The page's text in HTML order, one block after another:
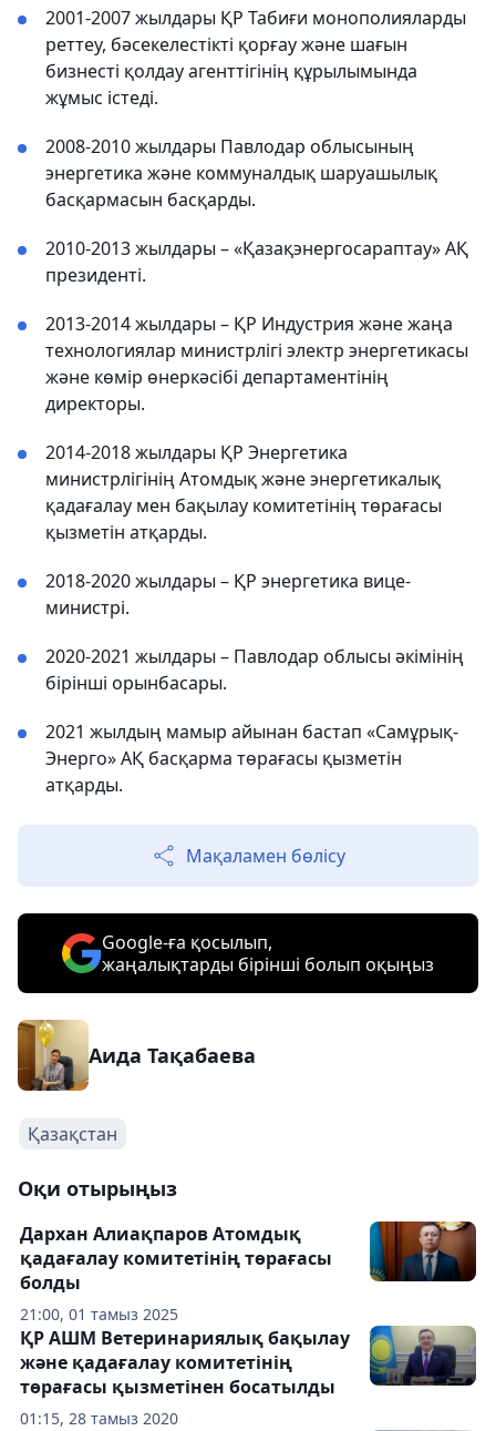
2001-2007 жылдары ҚР Табиғи монополияларды
реттеу, бәсекелестікті қорғау және шағын
бизнесті қолдау агенттігінің құрылымында
жұмыс істеді.
2008-2010 жылдары Павлодар облысының
энергетика және коммуналдық шаруашылық
басқармасын басқарды.
2010-2013 жылдары – «Қазақэнергосараптау» АҚ
президенті.
2013-2014 жылдары – ҚР Индустрия және жаңа
технологиялар министрлігі электр энергетикасы
және көмір өнеркәсібі департаментінің
директоры.
2014-2018 жылдары ҚР Энергетика
министрлігінің Атомдық және энергетикалық
қадағалау мен бақылау комитетінің төрағасы
қызметін атқарды.
2018-2020 жылдары – ҚР энергетика вице-
министрі.
2020-2021 жылдары – Павлодар облысы әкімінің
бірінші орынбасары.
2021 жылдың мамыр айынан бастап «Самұрық-
Энерго» АҚ басқарма төрағасы қызметін
атқарды.
Мақаламен бөлісу
Google-ға қосылып,
жаңалықтарды бірінші болып оқыңыз
Аида Тақабаева
Қазақстан
Оқи отырыңыз
21:00, 01 тамыз 2025
Дархан Алиақпаров Атомдық
қадағалау комитетінің төрағасы
болды
01:15, 28 тамыз 2020
ҚР АШМ Ветеринариялық бақылау
және қадағалау комитетінің
төрағасы қызметінен босатылды